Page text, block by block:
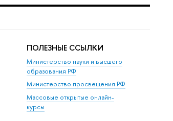
ПОЛЕЗНЫЕ ССЫЛКИ
Министерство науки и высшего
образования РФ
Министерство просвещения РФ
Массовые открытые онлайн-
курсы